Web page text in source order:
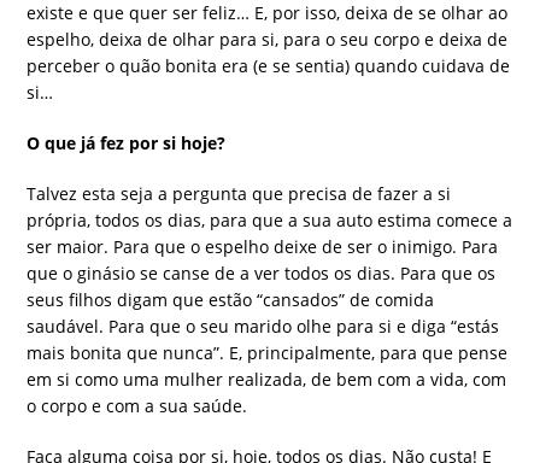
existe e que quer ser feliz… E, por isso, deixa de se olhar ao
espelho, deixa de olhar para si, para o seu corpo e deixa de
perceber o quão bonita era (e se sentia) quando cuidava de
si…
O que já fez por si hoje?
Talvez esta seja a pergunta que precisa de fazer a si
própria, todos os dias, para que a sua auto estima comece a
ser maior. Para que o espelho deixe de ser o inimigo. Para
que o ginásio se canse de a ver todos os dias. Para que os
seus filhos digam que estão “cansados” de comida
saudável. Para que o seu marido olhe para si e diga “estás
mais bonita que nunca”. E, principalmente, para que pense
em si como uma mulher realizada, de bem com a vida, com
o corpo e com a sua saúde.
Faça alguma coisa por si, hoje, todos os dias. Não custa! E